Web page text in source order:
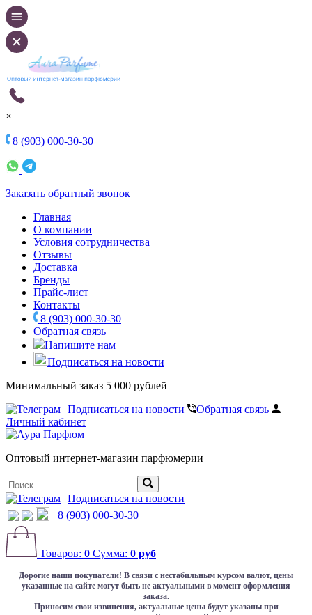
×
8 (903) 000-30-30
Заказать обратный звонок
Главная
О компании
Условия сотрудничества
Отзывы
Доставка
Бренды
Прайс-лист
Контакты
8 (903) 000-30-30
Обратная связь
Напишите нам
Подписаться на новости
Минимальный заказ 5 000 рублей
Подписаться на новости
Обратная связь
Личный кабинет
Оптовый интернет-магазин парфюмерии
Подписаться на новости
8 (903) 000-30-30
Товаров: 0 Сумма: 0 руб
Дорогие наши покупатели! В связи с нестабильным курсом валют, цены
указанные на сайте могут быть не актуальными в момент оформления
заказа.
Приносим свои извинения, актуальные цены будут указаны при